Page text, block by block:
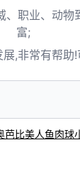
、职业、动物
富;
,非常有帮助
芭比美人鱼肉球